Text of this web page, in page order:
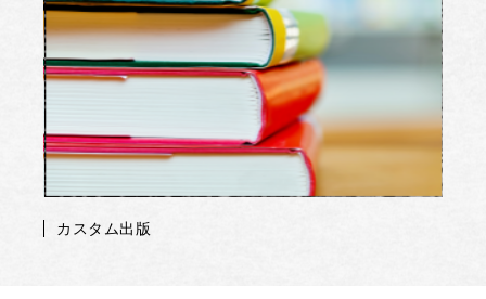
カスタム出版